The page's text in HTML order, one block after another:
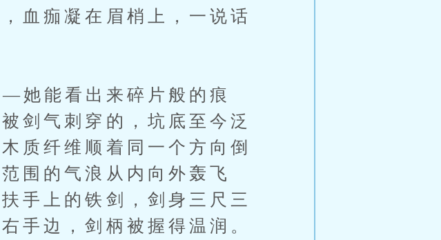
血痂凝在眉梢上，一说话
能看出来碎片般的痕
剑气刺穿的，坑底至今泛
质纤维顺着同一个方向倒
围的气浪从内向外轰飞
手上的铁剑，剑身三尺三
手边，剑柄被握得温润。